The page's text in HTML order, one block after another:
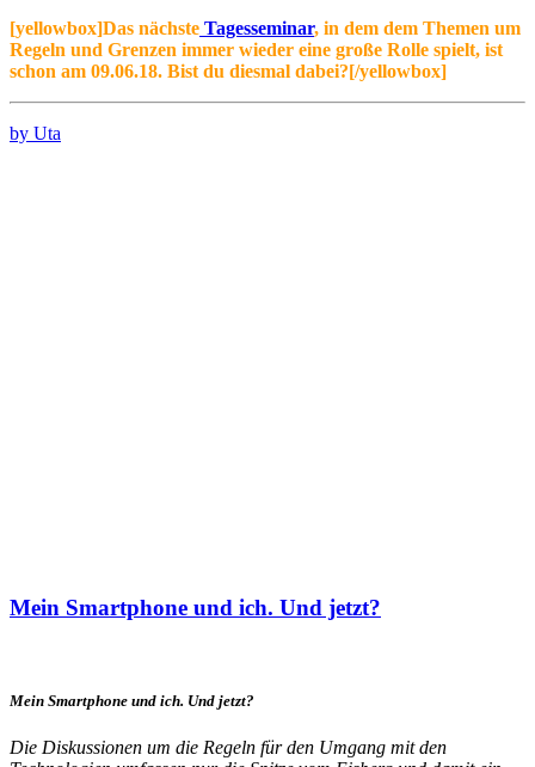
[yellowbox]Das nächste Tagesseminar, in dem dem Themen um
Regeln und Grenzen immer wieder eine große Rolle spielt, ist
schon am 09.06.18. Bist du diesmal dabei?[/yellowbox]
by Uta
Mein Smartphone und ich. Und jetzt?
Mein Smartphone und ich. Und jetzt?
Die Diskussionen um die Regeln für den Umgang mit den